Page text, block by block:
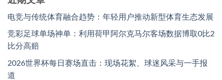
电竞与传统体育融合趋势：年轻用户推动新型体育生态发展
竞彩足球单场神单：利用荷甲阿尔克马尔客场数据博取0比2
比分高赔
2026世界杯每日赛场直击：现场花絮、球迷风采与一手报
道